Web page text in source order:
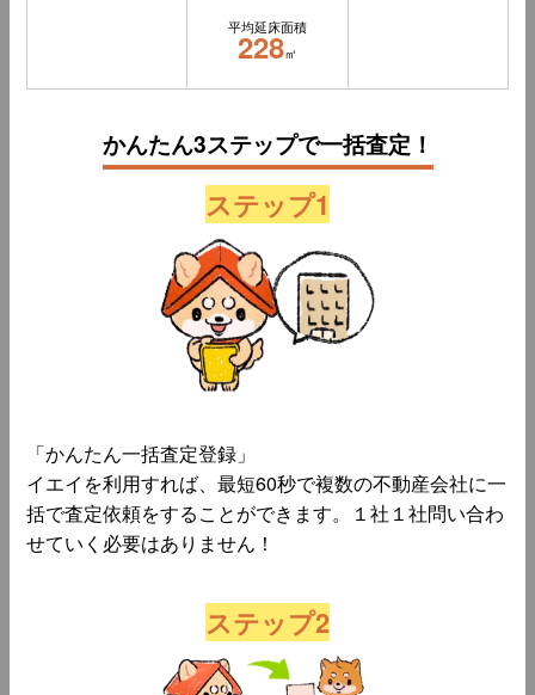
平均延床面積
228㎡
かんたん3ステップで一括査定！
ステップ1
「かんたん一括査定登録」
イエイを利用すれば、最短60秒で複数の不動産会社に一
括で査定依頼をすることができます。１社１社問い合わ
せていく必要はありません！
ステップ2